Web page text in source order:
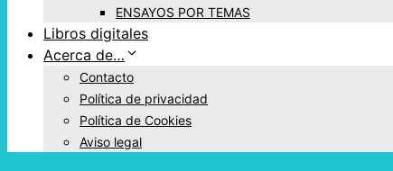
ENSAYOS POR TEMAS
Libros digitales
Acerca de…
Contacto
Política de privacidad
Política de Cookies
Aviso legal